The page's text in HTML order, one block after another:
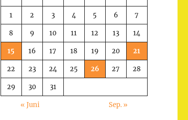
1 2 3 4 5 6 7
8 9 10 11 12 13 14
15 16 17 18 19 20 21
22 23 24 25 26 27 28
29 30 31
« Juni Sep. »